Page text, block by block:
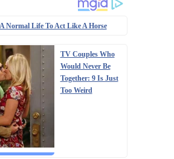
Normal Life To Act Like A Horse
TV Couples Who
Would Never Be
Together: 9 Is Just
Too Weird